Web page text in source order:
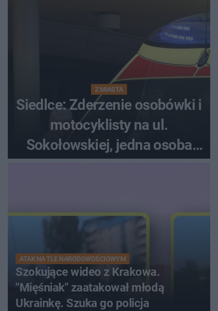
Z MIASTA
Siedlce: Zderzenie osobówki i
motocyklisty na ul.
Sokołowskiej, jedna osoba
ATAK NA TLE NARODOWOŚCIOWYM
Szokujące wideo z Krakowa.
"Mięśniak" zaatakował młodą
Ukrainkę. Szuka go policja